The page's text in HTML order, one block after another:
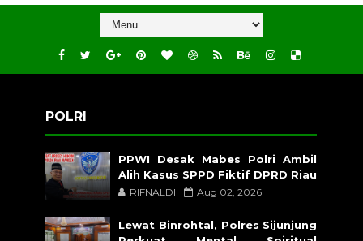
POLRI
PPWI Desak Mabes Polri Ambil
Alih Kasus SPPD Fiktif DPRD Riau
RIFNALDI Aug 02, 2026
Lewat Binrohtal, Polres Sijunjung